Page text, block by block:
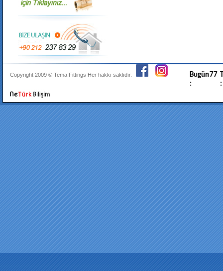
Copyright 2009 © Tema Fittings Her hakkı saklıdır.
Bugün
:
77
: